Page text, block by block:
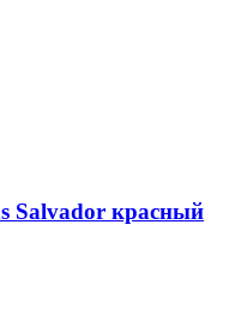
Salvador красный